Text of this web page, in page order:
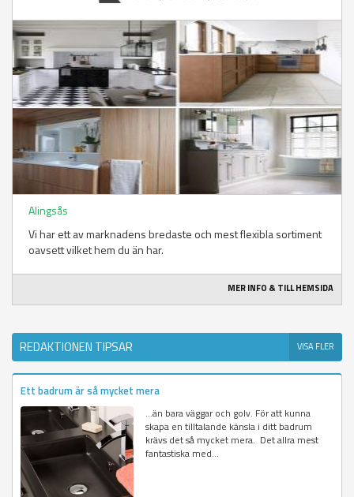
Alingsås
Vi har ett av marknadens bredaste och mest flexibla sortiment
oavsett vilket hem du än har.
MER INFO & TILL HEMSIDA
REDAKTIONEN TIPSAR VISA FLER
Ett badrum är så mycket mera
…än bara väggar och golv. För att kunna
skapa en tilltalande känsla i ditt badrum
krävs det så mycket mera. Det allra mest
fantastiska med...